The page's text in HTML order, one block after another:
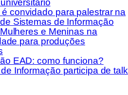
convidado para palestrar na
Sistemas de Informação
e Meninas na
para produções
EAD: como funciona?
Informação participa de talk